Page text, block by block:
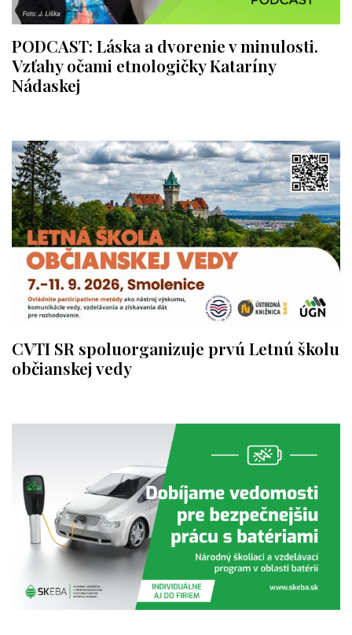
PODCAST: Láska a dvorenie v minulosti.
Vzťahy očami etnologičky Kataríny
Nádaskej
CVTI SR spoluorganizuje prvú Letnú školu
občianskej vedy